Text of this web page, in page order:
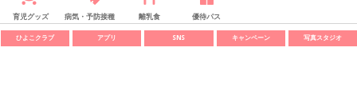
育児グッズ 病気・予防接種 離乳食 優待パス
ひよこクラブ アプリ SNS キャンペーン 写真スタジオ